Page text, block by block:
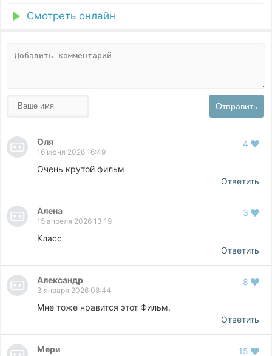
Смотреть онлайн
Отправить
Оля
16 июня 2026 16:49
4
Очень крутой фильм
Ответить
Алена
15 апреля 2026 13:19
3
Класс
Ответить
Александр
3 января 2026 08:44
8
Мне тоже нравится этот Фильм.
Ответить
Мери 15